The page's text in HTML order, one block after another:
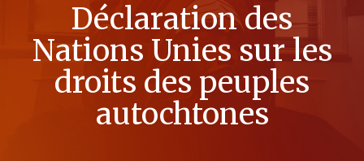
Déclaration des
Nations Unies sur les
droits des peuples
autochtones